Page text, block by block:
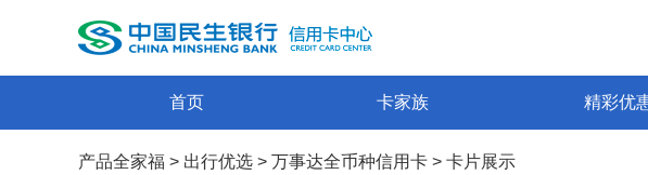
首页 卡家族 精彩优
产品全家福 > 出行优选 > 万事达全币种信用卡 > 卡片展示